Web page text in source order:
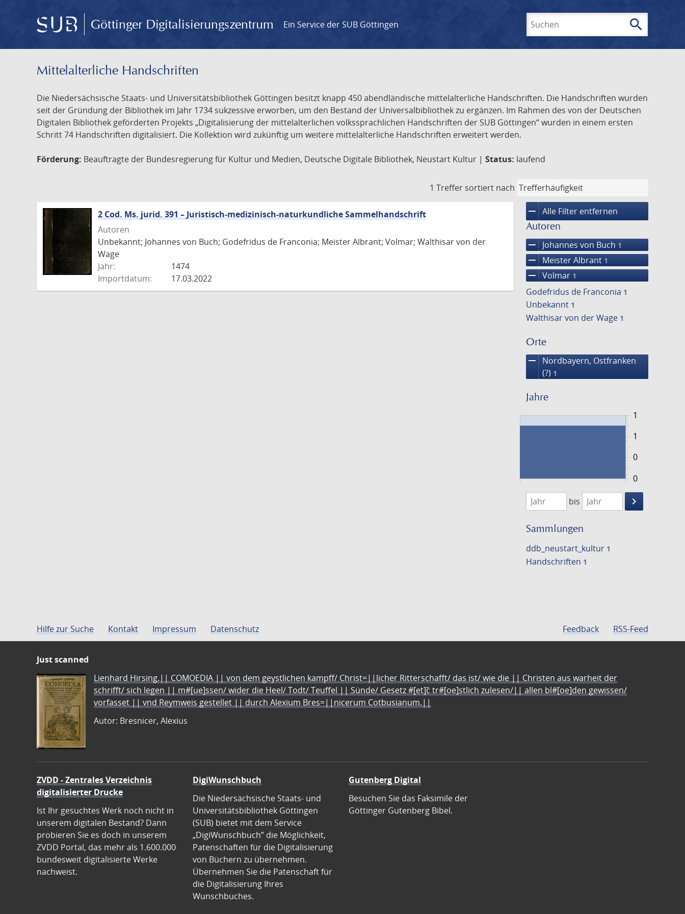
Göttinger Digitalisierungszentrum Ein Service der SUB Göttingen search
Mittelalterliche Handschriften
Die Niedersächsische Staats- und Universitätsbibliothek Göttingen besitzt knapp 450 abendländische mittelalterliche Handschriften. Die Handschriften wurden
seit der Gründung der Bibliothek im Jahr 1734 sukzessive erworben, um den Bestand der Universalbibliothek zu ergänzen. Im Rahmen des von der Deutschen
Digitalen Bibliothek geförderten Projekts „Digitalisierung der mittelalterlichen volkssprachlichen Handschriften der SUB Göttingen“ wurden in einem ersten
Schritt 74 Handschriften digitalisiert. Die Kollektion wird zukünftig um weitere mittelalterliche Handschriften erweitert werden.
Förderung: Beauftragte der Bundesregierung für Kultur und Medien, Deutsche Digitale Bibliothek, Neustart Kultur | Status: laufend
1 Treffer sortiert nach
remove Alle Filter entfernen
Autoren
remove Johannes von Buch 1
remove Meister Albrant 1
remove Volmar 1
Godefridus de Franconia 1
Unbekannt 1
Walthisar von der Wage 1
Orte
remove
Nordbayern, Ostfranken
(?) 1
Jahre
0
1
0
1
1474
1475
bis
keyboard_arrow_right
Suche
Sammlungen
ddb_neustart_kultur 1
Handschriften 1
2 Cod. Ms. jurid. 391 – Juristisch-medizinisch-naturkundliche Sammelhandschrift
Autoren
Unbekannt; Johannes von Buch; Godefridus de Franconia; Meister Albrant; Volmar; Walthisar von der
Wage
Jahr:
1474
Importdatum:
17.03.2022
Hilfe zur Suche Kontakt Impressum Datenschutz Feedback RSS-Feed
Just scanned
Lienhard Hirsing.|| COMOEDIA || von dem geystlichen kampff/ Christ=||licher Ritterschafft/ das ist/ wie die || Christen aus warheit der
schrifft/ sich legen || m#[ue]ssen/ wider die Heel/ Todt/ Teuffel || Sünde/ Gesetz #[et]c̃ tr#[oe]stlich zulesen/|| allen bl#[oe]den gewissen/
vorfasset || vnd Reymweis gestellet || durch Alexium Bres=||nicerum Cotbusianum.||
Autor: Bresnicer, Alexius
ZVDD - Zentrales Verzeichnis
digitalisierter Drucke
Ist Ihr gesuchtes Werk noch nicht in
unserem digitalen Bestand? Dann
probieren Sie es doch in unserem
ZVDD Portal, das mehr als 1.600.000
bundesweit digitalisierte Werke
nachweist.
DigiWunschbuch
Die Niedersächsische Staats- und
Universitätsbibliothek Göttingen
(SUB) bietet mit dem Service
„DigiWunschbuch” die Möglichkeit,
Patenschaften für die Digitalisierung
von Büchern zu übernehmen.
Übernehmen Sie die Patenschaft für
die Digitalisierung Ihres
Wunschbuches.
Gutenberg Digital
Besuchen Sie das Faksimile der
Göttinger Gutenberg Bibel.